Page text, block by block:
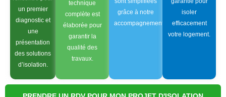
un premier
diagnostic et
une
présentation
des solutions
d’isolation.
technique
complète est
élaborée pour
garantir la
qualité des
travaux.
grâce à notre
accompagnement.
isoler
efficacement
votre logement.